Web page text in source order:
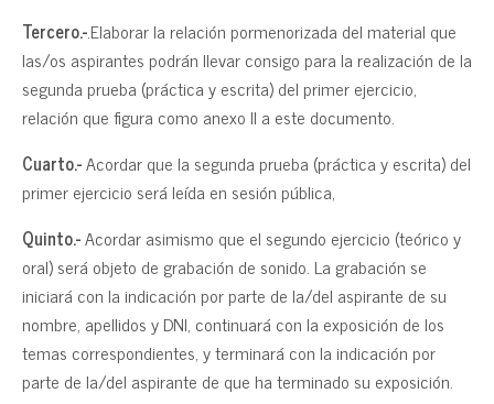
Tercero.-.Elaborar la relación pormenorizada del material que
las/os aspirantes podrán llevar consigo para la realización de la
segunda prueba (práctica y escrita) del primer ejercicio,
relación que figura como anexo II a este documento.
Cuarto.-Acordar que la segunda prueba (práctica y escrita) del
primer ejercicio será leída en sesión pública,
Quinto.-Acordar asimismo que el segundo ejercicio (teórico y
oral) será objeto de grabación de sonido. La grabación se
iniciará con la indicación por parte de la/del aspirante de su
nombre, apellidos y DNI, continuará con la exposición de los
temas correspondientes, y terminará con la indicación por
parte de la/del aspirante de que ha terminado su exposición.